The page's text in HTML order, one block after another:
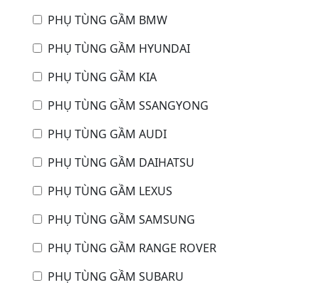
PHỤ TÙNG GẦM BMW
PHỤ TÙNG GẦM HYUNDAI
PHỤ TÙNG GẦM KIA
PHỤ TÙNG GẦM SSANGYONG
PHỤ TÙNG GẦM AUDI
PHỤ TÙNG GẦM DAIHATSU
PHỤ TÙNG GẦM LEXUS
PHỤ TÙNG GẦM SAMSUNG
PHỤ TÙNG GẦM RANGE ROVER
PHỤ TÙNG GẦM SUBARU